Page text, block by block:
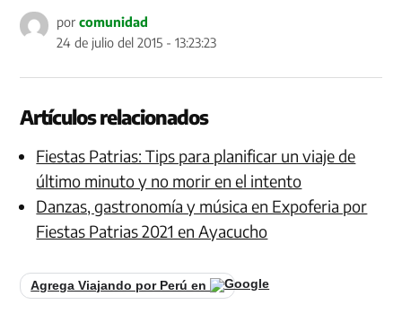
por comunidad
24 de julio del 2015 - 13:23:23
Artículos relacionados
Fiestas Patrias: Tips para planificar un viaje de
último minuto y no morir en el intento
Danzas, gastronomía y música en Expoferia por
Fiestas Patrias 2021 en Ayacucho
Agrega Viajando por Perú en